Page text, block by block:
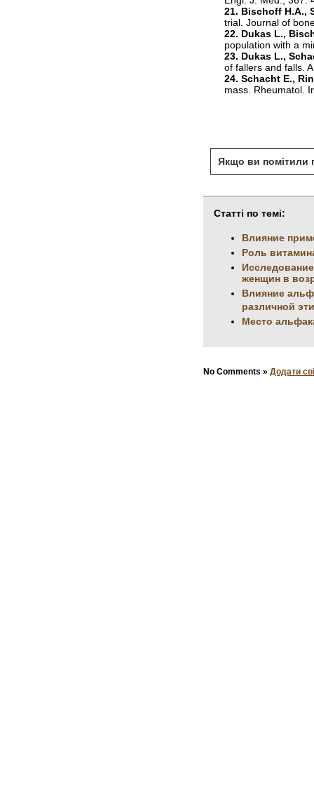
21. Bischoff H.A.,
trial. Journal of
22. Dukas L.,
population with a
23. Dukas L.,
of fallers and falls.
24. Schacht E.,
mass. Rheumatol.
Якщо ви помітили
Статті по темі:
Влияние
Роль
женщин в
Влияние
различной
Место
No Comments » Додати